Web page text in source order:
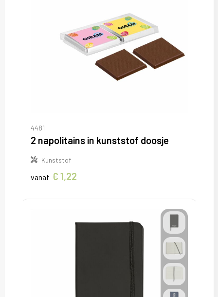
4481
2 napolitains in kunststof doosje
Kunststof
vanaf € 1,22